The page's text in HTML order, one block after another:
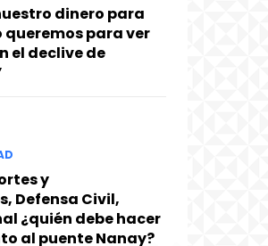
dinero para
queremos para ver
el declive de
y
Defensa Civil,
¿quién debe hacer
al puente Nanay?